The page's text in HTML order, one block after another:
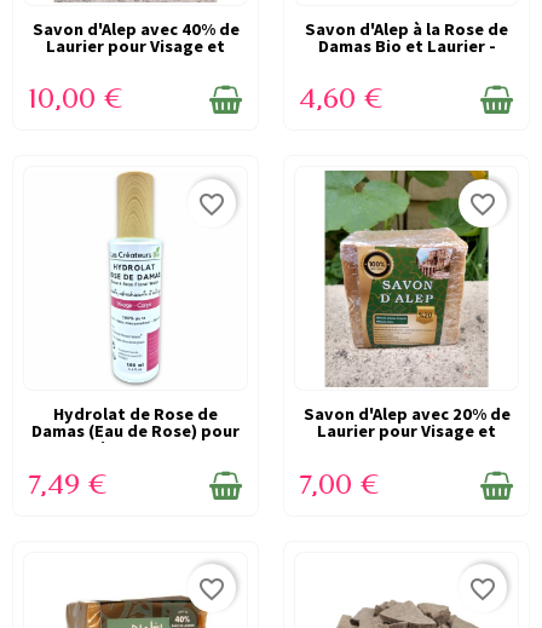
EN STOCK
Savon d'Alep avec 40% de
Laurier pour Visage et
Corps -...
10,00 €
EN STOCK
Savon d'Alep à la Rose de
Damas Bio et Laurier -
4,60 €
EN STOCK
favorite_border
Hydrolat de Rose de
Damas (Eau de Rose) pour
visage et...
7,49 €
EN STOCK
favorite_border
Savon d'Alep avec 20% de
Laurier pour Visage et
7,00 €
favorite_border favorite_border